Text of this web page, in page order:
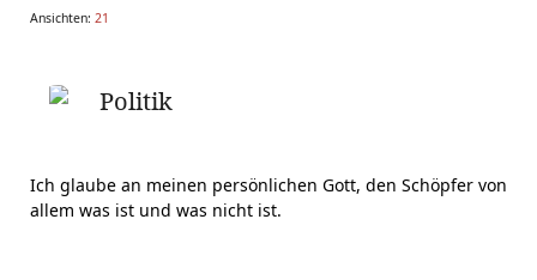
Ansichten: 21
Politik
Ich glaube an meinen persönlichen Gott, den Schöpfer von
allem was ist und was nicht ist.